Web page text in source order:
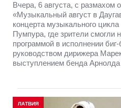
Вчера, 6 августа, с размахом
«Музыкальный август в
концерта музыкального
Пумпура, где зрители смогли
программой в исполнении
руководством дирижера
выступлением бенда Арнолда
ЛАТВИЯ